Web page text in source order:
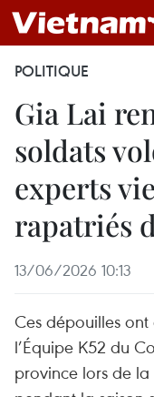
POLITIQUE
Gia Lai
soldats
experts
rapatriés
13/06/2026 10:13
Ces dépouilles
l’Équipe K52 du
province lors de